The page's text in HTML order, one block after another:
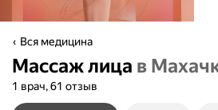
Вся медицина
Массаж лица в
1 врач, 61 отзыв